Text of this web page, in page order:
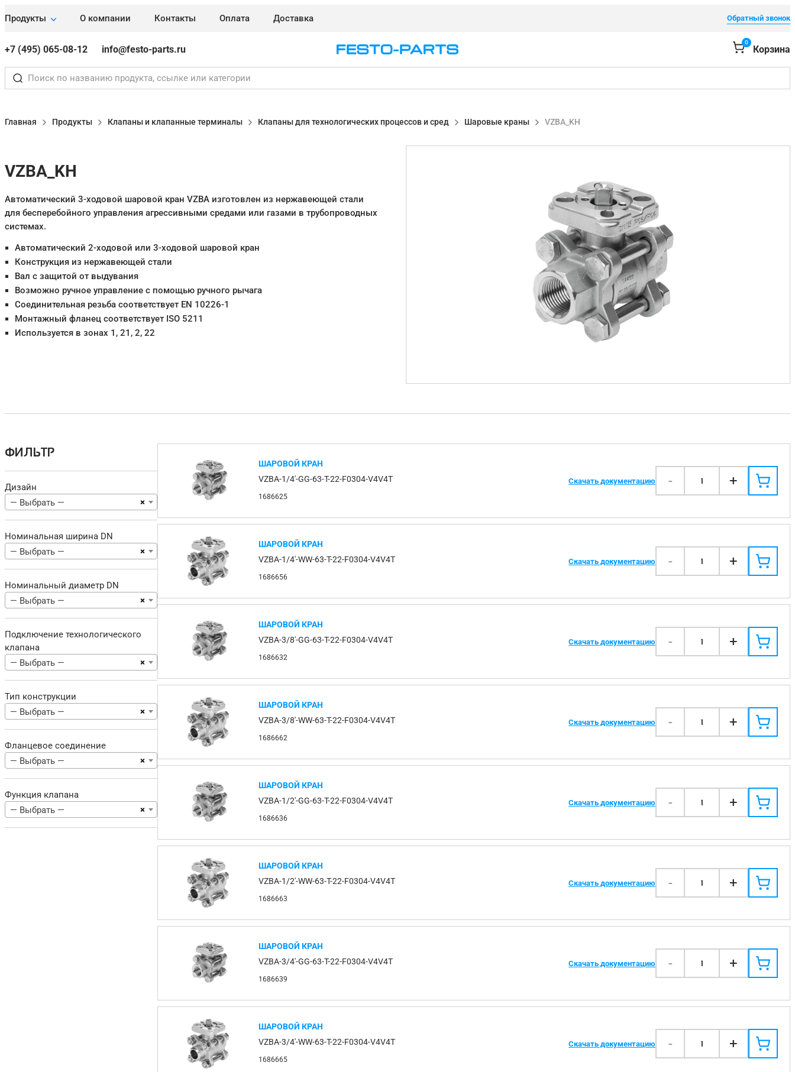
Продукты О компании Контакты Оплата Доставка Обратный звонок
+7 (495) 065-08-12 info@festo-parts.ru
0
Корзина
Главная Продукты Клапаны и клапанные терминалы Клапаны для технологических процессов и сред Шаровые краны VZBA_KH
VZBA_KH
Автоматический 3-ходовой шаровой кран VZBA изготовлен из нержавеющей стали
для бесперебойного управления агрессивными средами или газами в трубопроводных
системах.
Автоматический 2-ходовой или 3-ходовой шаровой кран
Конструкция из нержавеющей стали
Вал с защитой от выдувания
Возможно ручное управление с помощью ручного рычага
Соединительная резьба соответствует EN 10226-1
Монтажный фланец соответствует ISO 5211
Используется в зонах 1, 21, 2, 22
ФИЛЬТР
Дизайн
×
— Выбрать —
Номинальная ширина DN
×
— Выбрать —
Номинальный диаметр DN
×
— Выбрать —
Подключение технологического
клапана
×
— Выбрать —
Тип конструкции
×
— Выбрать —
Фланцевое соединение
×
— Выбрать —
Функция клапана
×
— Выбрать —
ШАРОВОЙ КРАН
VZBA-1/4'-GG-63-T-22-F0304-V4V4T
1686625
Скачать документацию - 1 +
ШАРОВОЙ КРАН
VZBA-1/4'-WW-63-T-22-F0304-V4V4T
1686656
Скачать документацию - 1 +
ШАРОВОЙ КРАН
VZBA-3/8'-GG-63-T-22-F0304-V4V4T
1686632
Скачать документацию - 1 +
ШАРОВОЙ КРАН
VZBA-3/8'-WW-63-T-22-F0304-V4V4T
1686662
Скачать документацию - 1 +
ШАРОВОЙ КРАН
VZBA-1/2'-GG-63-T-22-F0304-V4V4T
1686636
Скачать документацию - 1 +
ШАРОВОЙ КРАН
VZBA-1/2'-WW-63-T-22-F0304-V4V4T
1686663
Скачать документацию - 1 +
ШАРОВОЙ КРАН
VZBA-3/4'-GG-63-T-22-F0304-V4V4T
1686639
Скачать документацию - 1 +
ШАРОВОЙ КРАН
VZBA-3/4'-WW-63-T-22-F0304-V4V4T
1686665
Скачать документацию - 1 +